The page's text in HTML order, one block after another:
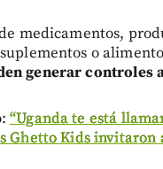
medicamentos,
o
generar controles
“Uganda te está
Ghetto Kids invitaron